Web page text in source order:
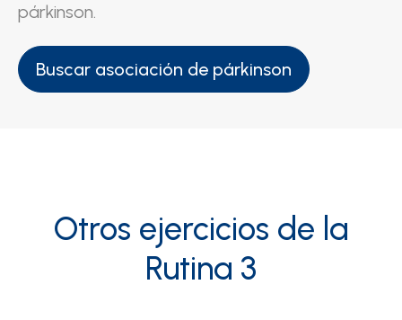
párkinson.
Buscar asociación de párkinson
Otros ejercicios de la
Rutina 3